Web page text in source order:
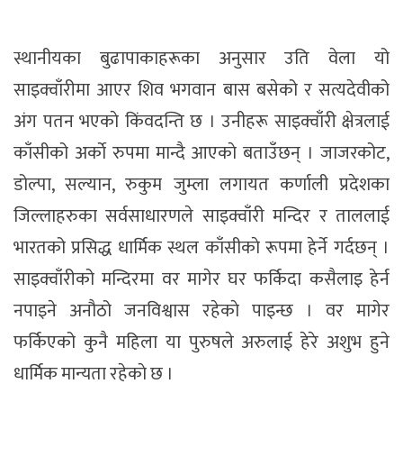
स्थानीयका बुढापाकाहरूका अनुसार उति वेला यो
साइक्वाँरीमा आएर शिव भगवान बास बसेको र सत्यदेवीको
अंग पतन भएकाे किंवदन्ति छ । उनीहरू साइक्वाँरी क्षेत्रलाई
काँसीको अर्काे रुपमा मान्दै आएकाे बताउँछन् । जाजरकोट,
डोल्पा, सल्यान, रुकुम जुम्ला लगायत कर्णाली प्रदेशका
जिल्लाहरुका सर्वसाधारणले साइक्वाँरी मन्दिर र ताललाई
भारतको प्रसिद्ध धार्मिक स्थल काँसीकाे रूपमा हेर्ने गर्दछन् ।
साइक्वाँरीको मन्दिरमा वर मागेर घर फर्किदा कसैलाइ हेर्न
नपाइने अनौठो जनविश्वास रहेकाे पाइन्छ । वर मागेर
फर्किएको कुनै महिला या पुरुषले अरुलाई हेरे अशुभ हुने
धार्मिक मान्यता रहेकाे छ ।